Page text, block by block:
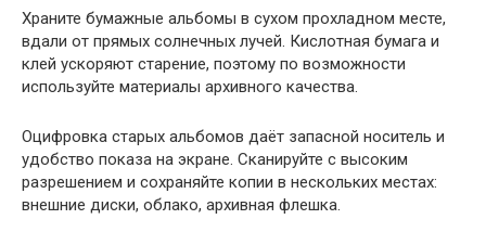
Храните бумажные альбомы в сухом прохладном месте,
вдали от прямых солнечных лучей. Кислотная бумага и
клей ускоряют старение, поэтому по возможности
используйте материалы архивного качества.
Оцифровка старых альбомов даёт запасной носитель и
удобство показа на экране. Сканируйте с высоким
разрешением и сохраняйте копии в нескольких местах:
внешние диски, облако, архивная флешка.